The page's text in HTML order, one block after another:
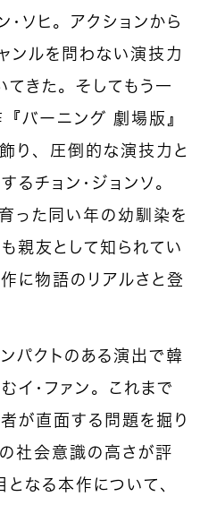
ソヒ。アクションから
ンルを問わない演技力
てきた。そしてもう一
『バーニング 劇場版』
飾り、圧倒的な演技力と
チョン・ジョンソ。
った同い年の幼馴染を
親友として知られてい
に物語のリアルさと登
パクトのある演出で韓
イ・ファン。これまで
が直面する問題を掘り
社会意識の高さが評
なる本作について、